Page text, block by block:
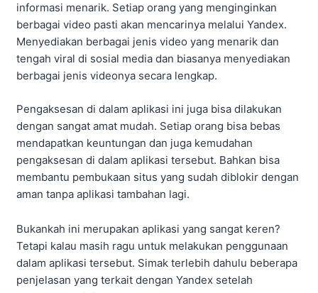
informasi menarik. Setiap orang yang menginginkan
berbagai video pasti akan mencarinya melalui Yandex.
Menyediakan berbagai jenis video yang menarik dan
tengah viral di sosial media dan biasanya menyediakan
berbagai jenis videonya secara lengkap.
Pengaksesan di dalam aplikasi ini juga bisa dilakukan
dengan sangat amat mudah. Setiap orang bisa bebas
mendapatkan keuntungan dan juga kemudahan
pengaksesan di dalam aplikasi tersebut. Bahkan bisa
membantu pembukaan situs yang sudah diblokir dengan
aman tanpa aplikasi tambahan lagi.
Bukankah ini merupakan aplikasi yang sangat keren?
Tetapi kalau masih ragu untuk melakukan penggunaan
dalam aplikasi tersebut. Simak terlebih dahulu beberapa
penjelasan yang terkait dengan Yandex setelah